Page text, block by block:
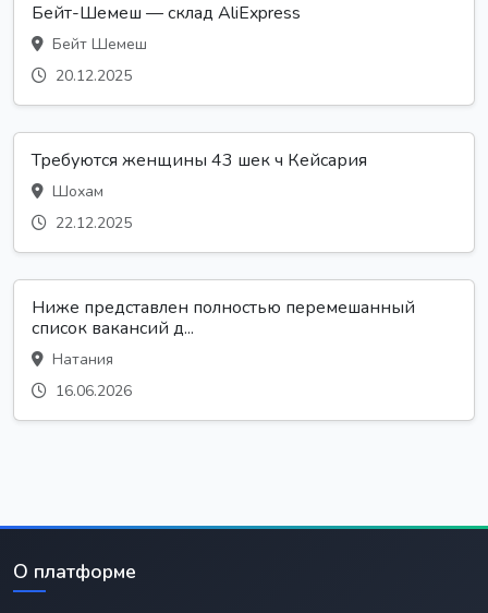
Бейт-Шемеш — склад AliExpress
Бейт Шемеш
20.12.2025
Требуются женщины 43 шек ч Кейсария
Шохам
22.12.2025
Ниже представлен полностью перемешанный
список вакансий д...
Натания
16.06.2026
О платформе